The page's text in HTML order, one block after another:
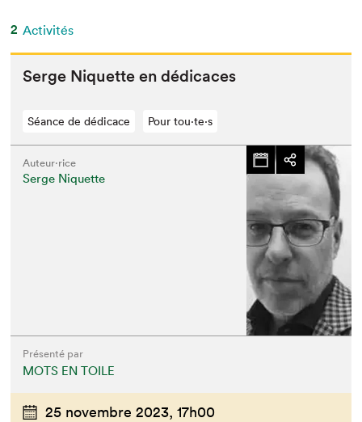
2 Activités
Serge Niquette en dédicaces
Séance de dédicace Pour tou⋅te⋅s
Auteur·rice
Serge Niquette
Présenté par
MOTS EN TOILE
25 novembre 2023, 17h00